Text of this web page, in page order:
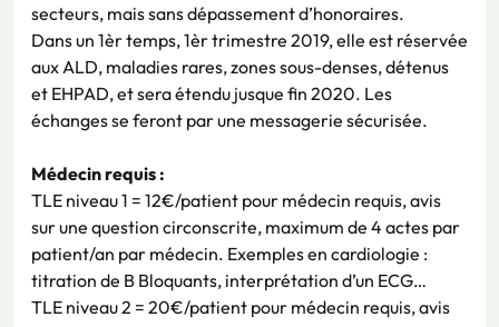
secteurs, mais sans dépassement d’honoraires.
Dans un 1èr temps, 1èr trimestre 2019, elle est réservée
aux ALD, maladies rares, zones sous-denses, détenus
et EHPAD, et sera étendu jusque fin 2020. Les
échanges se feront par une messagerie sécurisée.
Médecin requis :
TLE niveau 1 = 12€/patient pour médecin requis, avis
sur une question circonscrite, maximum de 4 actes par
patient/an par médecin. Exemples en cardiologie :
titration de B Bloquants, interprétation d’un ECG…
TLE niveau 2 = 20€/patient pour médecin requis, avis